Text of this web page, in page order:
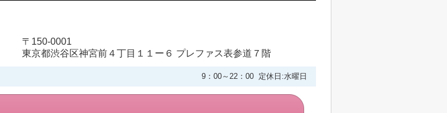
〒150-0001
東京都渋谷区神宮前４丁目１１ー６ プレファス表参道７階
9：00～22：00 定休日:水曜日